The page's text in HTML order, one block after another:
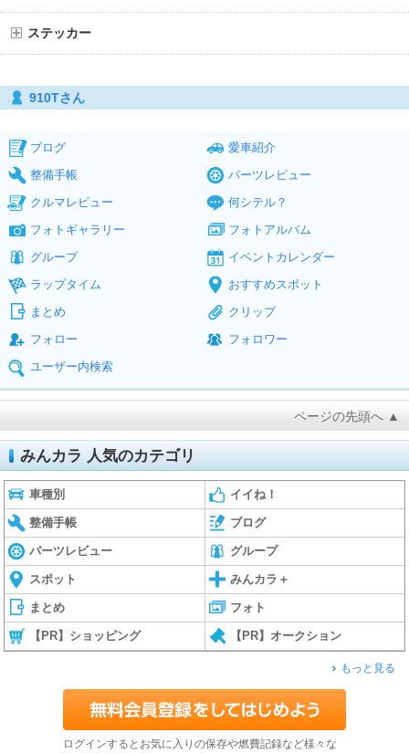
ステッカー
910Tさん
ブログ
愛車紹介
整備手帳
パーツレビュー
クルマレビュー
何シテル？
フォトギャラリー
フォトアルバム
グループ
イベントカレンダー
ラップタイム
おすすめスポット
まとめ
クリップ
フォロー
フォロワー
ユーザー内検索
ページの先頭へ ▲
みんカラ 人気のカテゴリ
車種別 イイね！
整備手帳 ブログ
パーツレビュー グループ
スポット みんカラ＋
まとめ フォト
【PR】ショッピング 【PR】オークション
もっと見る
ログインするとお気に入りの保存や燃費記録など様々な